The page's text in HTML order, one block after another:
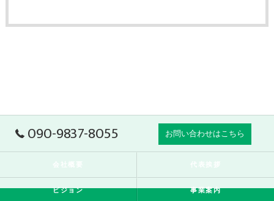
090-9837-8055 お問い合わせはこちら
会社概要 代表挨拶
ビジョン 事業案内